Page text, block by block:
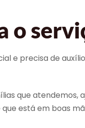
o
e precisa de
que
está em boas